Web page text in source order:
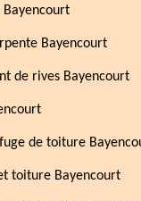
Bayencourt
Bayencourt
de rives Bayencourt
de toiture
toiture Bayencourt